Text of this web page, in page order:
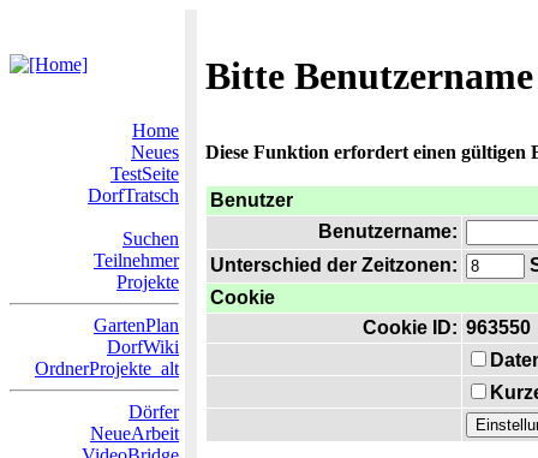
Bitte
Home
Neues
TestSeite
DorfTratsch
Suchen
Teilnehmer
Projekte
GartenPlan
DorfWiki
OrdnerProjekte_alt
Dörfer
NeueArbeit
Diese Funktion erfordert einen gültigen
Benutzer
Benutzername:
Unterschied der Zeitzonen:
Cookie
Cookie ID: 963550